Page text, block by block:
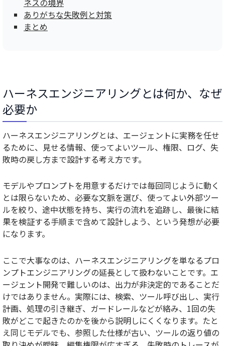
ありがちな失敗例と対策
まとめ
ハーネスエンジニアリングとは何か、なぜ
必要か
ハーネスエンジニアリングとは、エージェントに実務を任せ
るために、見せる情報、使ってよいツール、権限、ログ、失
敗時の戻し方まで設計する考え方です。
モデルやプロンプトを用意するだけでは毎回同じように動く
とは限らないため、必要な文脈を選び、使ってよい外部ツー
ルを絞り、途中状態を持ち、実行の流れを追跡し、最後に結
果を検証する手順まで含めて設計しよう、という発想が必要
になります。
ここで大事なのは、ハーネスエンジニアリングを単なるプロ
ンプトエンジニアリングの延長として扱わないことです。エ
ージェント開発で難しいのは、出力が非決定的であることだ
けではありません。実際には、検索、ツール呼び出し、実行
計画、処理の引き継ぎ、ガードレールなどが絡み、1回の失
敗がどこで起きたのかを後から説明しにくくなります。たと
え同じモデルでも、参照した仕様が古い、ツールの返り値の